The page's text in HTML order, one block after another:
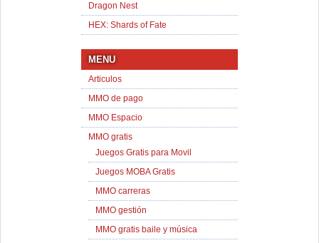
Dragon Nest
HEX: Shards of Fate
MENU
Articulos
MMO de pago
MMO Espacio
MMO gratis
Juegos Gratis para Movil
Juegos MOBA Gratis
MMO carreras
MMO gestión
MMO gratis baile y música